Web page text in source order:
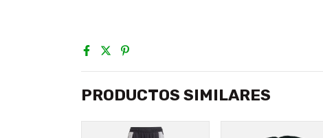
PRODUCTOS SIMILARES